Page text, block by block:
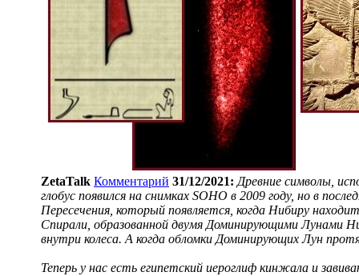
ZetaTalk Комментарий 31/12/2021: Древние символы,
глобус появился на снимках SOHO в 2009 году, но в
Пересечения, который появляется, когда Нибиру
Спирали, образованной двумя Доминирующими Лунами
внутри колеса. А когда обломки Доминирующих Лун
Теперь у нас есть египетский иероглиф кинжала и